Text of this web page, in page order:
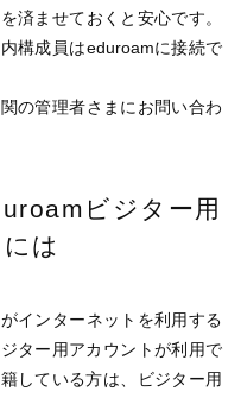
済ませておくと安心です。
構成員はeduroamに接続で
の管理者さまにお問い合わ
ビジター用
は
インターネットを利用する
ター用アカウントが利用で
している方は、ビジター用